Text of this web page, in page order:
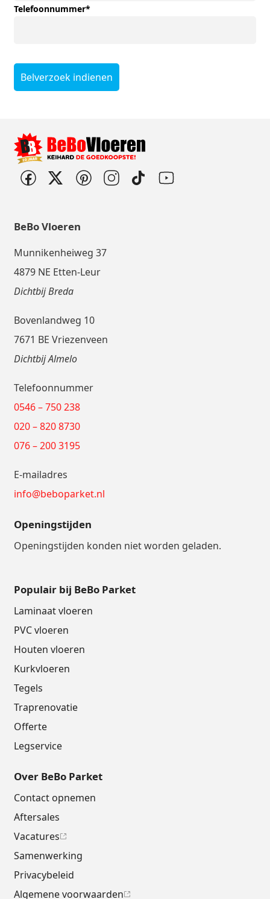
Telefoonnummer*
Belverzoek indienen
BeBo Vloeren
Munnikenheiweg 37
4879 NE Etten-Leur
Dichtbij Breda
Bovenlandweg 10
7671 BE Vriezenveen
Dichtbij Almelo
Telefoonnummer
0546 – 750 238
020 – 820 8730
076 – 200 3195
E-mailadres
info@beboparket.nl
Openingstijden
Openingstijden konden niet worden geladen.
Populair bij BeBo Parket
Laminaat vloeren
PVC vloeren
Houten vloeren
Kurkvloeren
Tegels
Traprenovatie
Offerte
Legservice
Over BeBo Parket
Contact opnemen
Aftersales
Vacatures
Samenwerking
Privacybeleid
Algemene voorwaarden